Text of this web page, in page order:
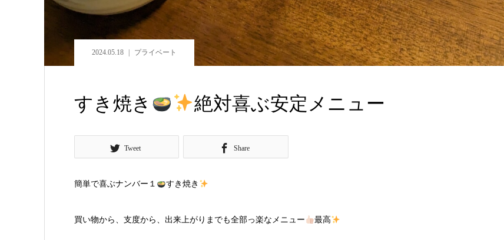
2024.05.18 プライベート
すき焼き 絶対喜ぶ安定メニュー
Tweet Share
簡単で喜ぶナンバー１ すき焼き
買い物から、支度から、出来上がりまでも全部っ楽なメニュー 最高